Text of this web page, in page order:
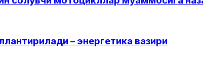
– энергетика вазири